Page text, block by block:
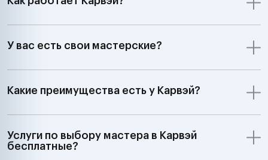
У вас есть свои мастерские?
Какие преимущества есть у Карвэй?
Услуги по выбору мастера в Карвэй
бесплатные?